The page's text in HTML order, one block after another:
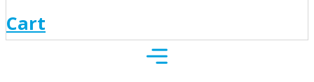
Cart